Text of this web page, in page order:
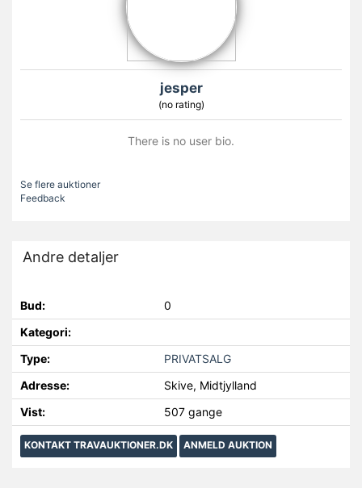
jesper
(no rating)
There is no user bio.
Se flere auktioner
Feedback
Andre detaljer
Bud:
0
Kategori:
Type:
PRIVATSALG
Adresse:
Skive, Midtjylland
Vist:
507 gange
KONTAKT TRAVAUKTIONER.DK ANMELD AUKTION